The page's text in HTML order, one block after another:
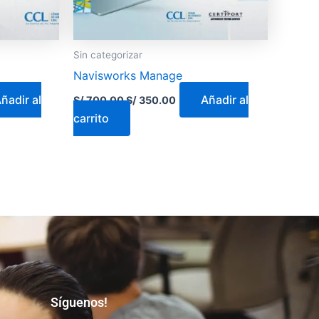
al
Sin categorizar
Navisworks Manage
S/700.00S/350.00
Añadir al
carrito
Síguenos!